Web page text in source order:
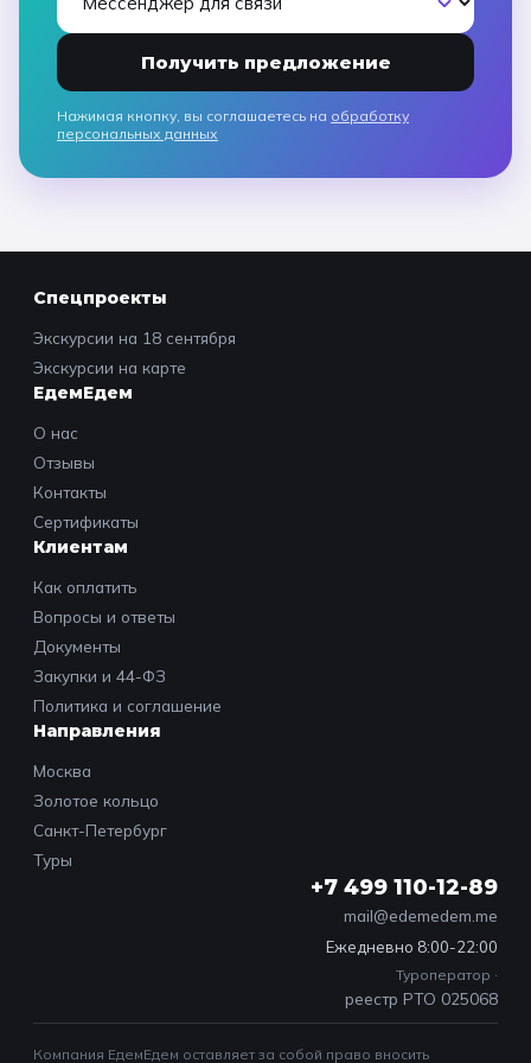
Получить предложение
Нажимая кнопку, вы соглашаетесь на обработку
персональных данных
Спецпроекты
Экскурсии на 18 сентября
Экскурсии на карте
ЕдемЕдем
О нас
Отзывы
Контакты
Сертификаты
Клиентам
Как оплатить
Вопросы и ответы
Документы
Закупки и 44-ФЗ
Политика и соглашение
Направления
Москва
Золотое кольцо
Санкт-Петербург
Туры
+7 499 110-12-89
mail@edemedem.me
Ежедневно 8:00-22:00
Туроператор ·
реестр РТО 025068
Компания ЕдемЕдем оставляет за собой право вносить